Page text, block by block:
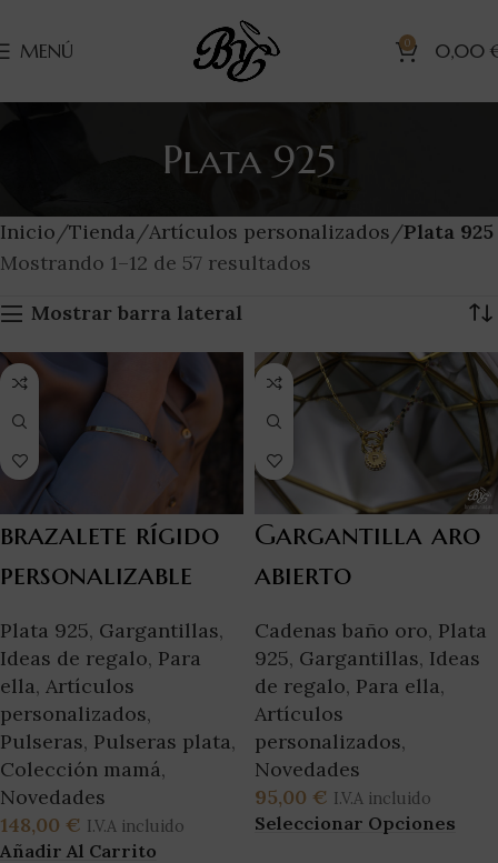
MENÚ 0 0,00
Plata 925
Inicio Tienda Artículos personalizados Plata 925
Mostrando 1–12 de 57 resultados
Mostrar barra lateral
brazalete rígido
personalizable
Plata 925, Gargantillas,
Ideas de regalo, Para
ella, Artículos
personalizados,
Pulseras, Pulseras plata,
Colección mamá,
Novedades
148,00 € I.V.A incluido
Añadir Al Carrito
Gargantilla aro
abierto
Cadenas baño oro, Plata
925, Gargantillas, Ideas
de regalo, Para ella,
Artículos
personalizados,
Novedades
95,00 € I.V.A incluido
Seleccionar Opciones